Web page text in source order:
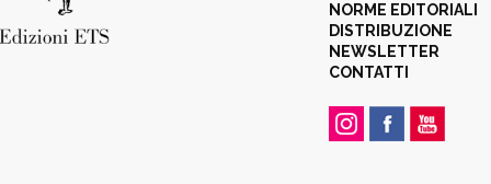
NORME EDITORIALI
DISTRIBUZIONE
NEWSLETTER
CONTATTI